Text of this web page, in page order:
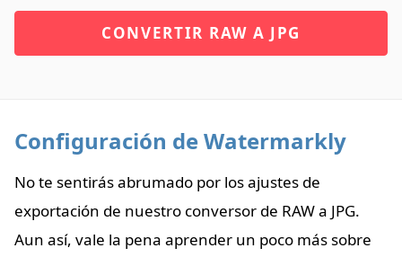
CONVERTIR RAW A JPG
Configuración de Watermarkly
No te sentirás abrumado por los ajustes de
exportación de nuestro conversor de RAW a JPG.
Aun así, vale la pena aprender un poco más sobre